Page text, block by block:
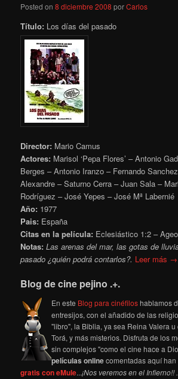
Posted on8 diciembre 2008 porCarlos
Título: Los días del pasado
Director: Mario Camus
Actores: Marisol ‘Pepa Flores’ – Antonio
Berges – Antonio Iranzo – Fernando
Alexandre – Saturno Cerra – Juan Sala –
Rodríguez – José Yepes – José Mª Labernié
Año: 1977
Pais: España
Citas en la película: Eclesiástico 1:2 –
Notas: Las arenas del mar, las gotas de
pasado ¿quién podrá contarlos?. Leer más →
Blog de cine pejino .+.
En este Blog para cinéfiloshablamos
entresijos, con el añadido de las
"libro", la Biblia, ya sea Reina Valera u
Torá, y más misterios. Disfruta de los
sin complejos "como el cine hace a
películas onlinecomentadas aquí
gratis con eMule...¡Nos veremos en el Infierno!!